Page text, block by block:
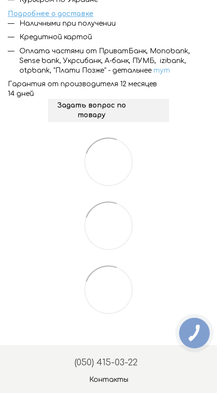
Подробнее о доставке
Наличными при получении
Кредитной картой
Оплата частями от ПриватБанк, Monobank,
Sense bank, Укрсибанк, А-банк, ПУМБ, izibank,
otpbank, "Плати Позже" - детальнее тут
Гарантия от производителя 12 месяцев
14 дней
Задать вопрос по
товару
(050) 415-03-22
Контакты